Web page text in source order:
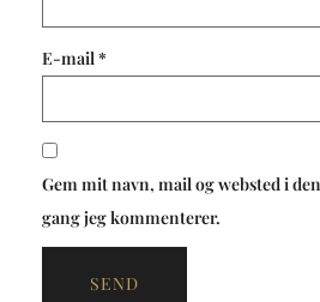
E-mail*
Gem mit navn, mail og websted i
gang jeg kommenterer.